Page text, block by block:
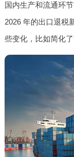
国内生产和流通环
2026 年的出口退税
些变化，比如简化